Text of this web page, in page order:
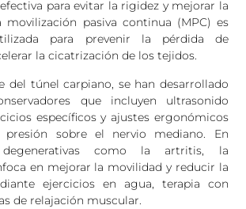
para evitar la rigidez y mejorar la
movilización pasiva continua (MPC) es
para prevenir la pérdida de
la cicatrización de los tejidos.
del túnel carpiano, se han desarrollado
que incluyen ultrasonido
específicos y ajustes ergonómicos
sobre el nervio mediano. En
degenerativas como la artritis, la
en mejorar la movilidad y reducir la
ejercicios en agua, terapia con
de relajación muscular.